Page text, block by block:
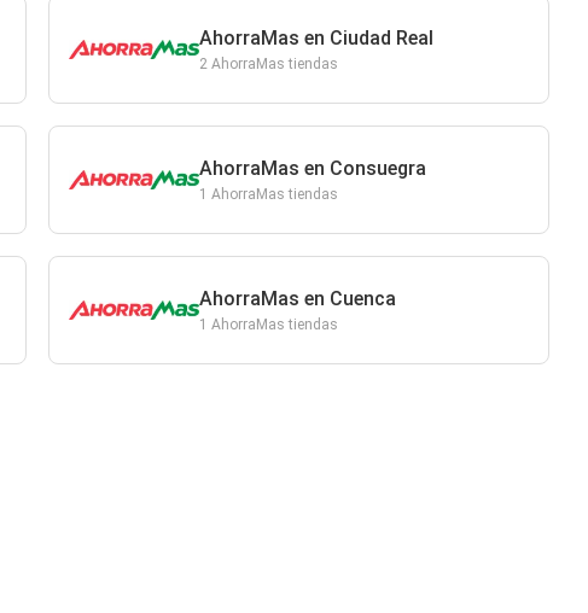
AhorraMas en Ciudad Real
2 AhorraMas tiendas
AhorraMas en Consuegra
1 AhorraMas tiendas
AhorraMas en Cuenca
1 AhorraMas tiendas